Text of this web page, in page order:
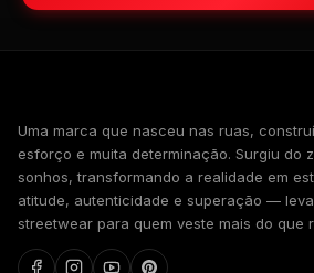
Uma marca que nasceu nas ruas,
esforço e muita determinação. Surgiu do
sonhos, transformando a realidade em
atitude, autenticidade e superação —
streetwear para quem veste mais do que